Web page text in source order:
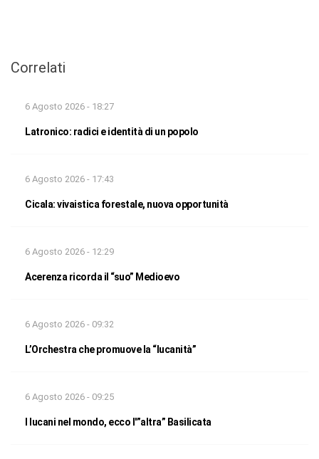
Correlati
6 Agosto 2026 - 18:27
Latronico: radici e identità di un popolo
6 Agosto 2026 - 17:43
Cicala: vivaistica forestale, nuova opportunità
6 Agosto 2026 - 12:29
Acerenza ricorda il “suo” Medioevo
6 Agosto 2026 - 09:32
L’Orchestra che promuove la “lucanità”
6 Agosto 2026 - 09:25
I lucani nel mondo, ecco l'”altra” Basilicata